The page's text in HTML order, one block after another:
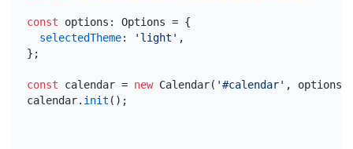
const options : Options = {
selectedTheme: 'light' ,
} ;
const calendar = new Calendar( '#calendar' , options
calendar. init ( ) ;